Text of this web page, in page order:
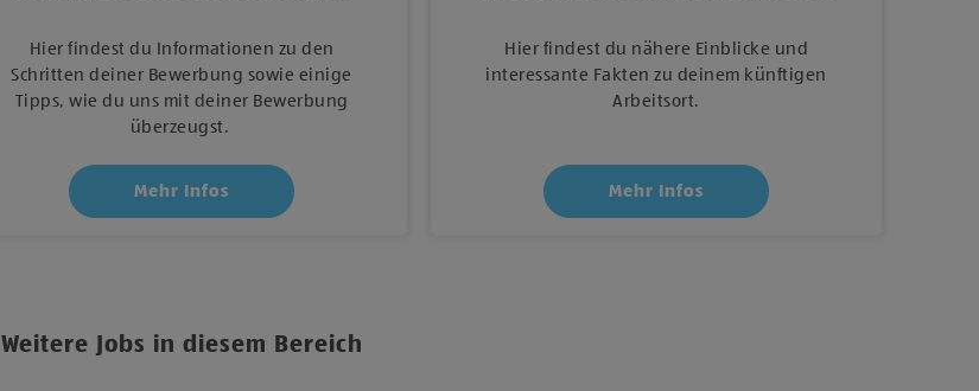
Hier findest du Informationen zu den
Schritten deiner Bewerbung sowie einige
Tipps, wie du uns mit deiner Bewerbung
überzeugst.
Mehr Infos
Hier findest du nähere Einblicke und
interessante Fakten zu deinem künftigen
Arbeitsort.
Mehr Infos
Weitere Jobs in diesem Bereich